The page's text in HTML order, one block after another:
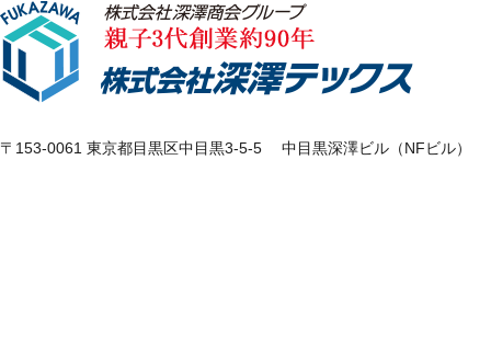
〒153-0061 東京都目黒区中目黒3-5-5 中目黒深澤ビル（NFビル）